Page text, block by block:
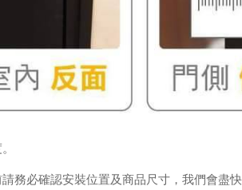
務必確認安裝位置及商品尺寸，我們會盡